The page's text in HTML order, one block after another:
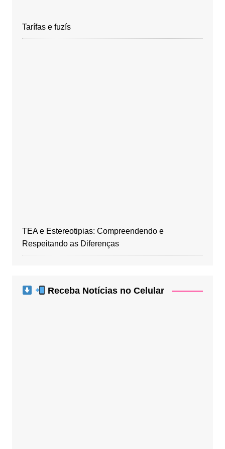
Tarífas e fuzís
TEA e Estereotipias: Compreendendo e
Respeitando as Diferenças
Receba Notícias no Celular